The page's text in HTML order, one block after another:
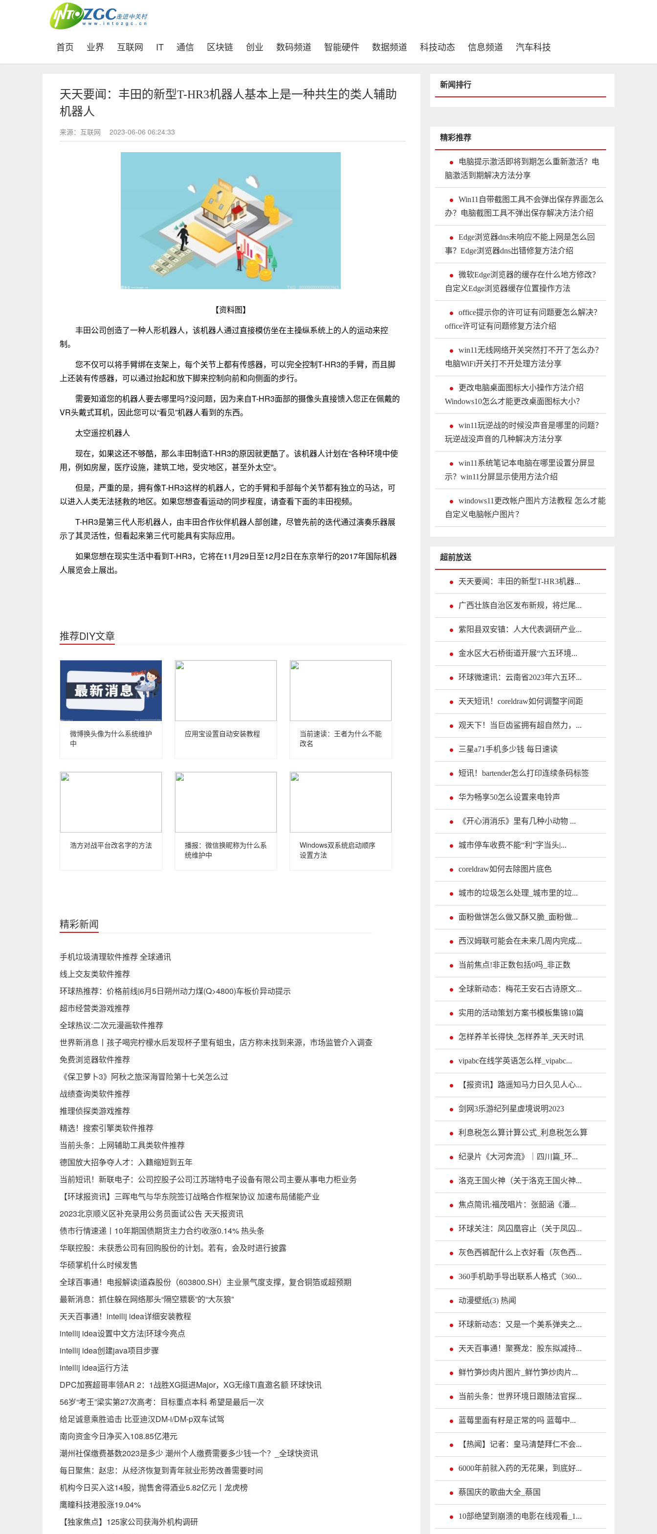
首页 (current)
业界 互联网 IT 通信 区块链 创业 数码频道 智能硬件 数据频道 科技动态 信息频道 汽车科技
天天要闻：丰田的新型T-HR3机器人基本上是一种共生的类人辅助
机器人
来源：互联网 2023-06-06 06:24:33
【资料图】
丰田公司创造了一种人形机器人，该机器人通过直接模仿坐在主操纵系统上的人的运动来控
制。
您不仅可以将手臂绑在支架上，每个关节上都有传感器，可以完全控制T-HR3的手臂，而且脚
上还装有传感器，可以通过抬起和放下脚来控制向前和向侧面的步行。
需要知道您的机器人要去哪里吗?没问题，因为来自T-HR3面部的摄像头直接馈入您正在佩戴的
VR头戴式耳机，因此您可以“看见”机器人看到的东西。
太空遥控机器人
现在，如果这还不够酷，那么丰田制造T-HR3的原因就更酷了。该机器人计划在“各种环境中使
用，例如房屋，医疗设施，建筑工地，受灾地区，甚至外太空”。
但是，严重的是，拥有像T-HR3这样的机器人，它的手臂和手部每个关节都有独立的马达，可
以进入人类无法拯救的地区。如果您想查看运动的同步程度，请查看下面的丰田视频。
T-HR3是第三代人形机器人，由丰田合作伙伴机器人部创建，尽管先前的迭代通过演奏乐器展
示了其灵活性，但看起来第三代可能具有实际应用。
如果您想在现实生活中看到T-HR3，它将在11月29日至12月2日在东京举行的2017年国际机器
人展览会上展出。
推荐DIY文章
微博换头像为什么系统维护
中
应用宝设置自动安装教程
当前速读：王者为什么不能
改名
浩方对战平台改名字的方法
播报：微信换昵称为什么系
统维护中
Windows双系统启动顺序
设置方法
精彩新闻
手机垃圾清理软件推荐 全球通讯
线上交友类软件推荐
环球热推荐：价格前线|6月5日朔州动力煤(Q>4800)车板价异动提示
超市经营类游戏推荐
全球热议:二次元漫画软件推荐
世界新消息丨孩子喝完柠檬水后发现杯子里有蛆虫，店方称未找到来源，市场监管介入调查
免费浏览器软件推荐
《保卫萝卜3》阿秋之旅深海冒险第十七关怎么过
战绩查询类软件推荐
推理侦探类游戏推荐
精选！搜索引擎类软件推荐
当前头条：上网辅助工具类软件推荐
德国放大招争夺人才：入籍缩短到五年
当前短讯！新联电子：公司控股子公司江苏瑞特电子设备有限公司主要从事电力柜业务
【环球报资讯】三晖电气与华东院签订战略合作框架协议 加速布局储能产业
2023北京顺义区补充录用公务员面试公告 天天报资讯
债市行情速递丨10年期国债期货主力合约收涨0.14% 热头条
华联控股：未获悉公司有回购股份的计划。若有，会及时进行披露
华硕掌机什么时候发售
全球百事通！电报解读|道森股份（603800.SH）主业景气度支撑，复合铜箔或超预期
最新消息：抓住躲在网络那头“隔空猥亵”的“大灰狼”
天天百事通！intellij idea详细安装教程
intellij idea设置中文方法|环球今亮点
intellij idea创建java项目步骤
intellij idea运行方法
DPC加赛超哥率领AR 2：1战胜XG挺进Major，XG无缘Ti直邀名额 环球快讯
56岁“考王”梁实第27次高考：目标重点本科 希望是最后一次
给足诚意乘胜追击 比亚迪汉DM-i/DM-p双车试驾
南向资金今日净买入108.85亿港元
潮州社保缴费基数2023是多少 潮州个人缴费需要多少钱一个？_全球快资讯
每日聚焦：赵忠：从经济恢复到青年就业形势改善需要时间
机构今日买入这14股，抛售舍得酒业5.82亿元丨龙虎榜
鹰瞳科技港股涨19.04%
【独家焦点】125家公司获海外机构调研
新闻排行
精彩推荐
电脑提示激活即将到期怎么重新激活？电
脑激活到期解决方法分享
Win11自带截图工具不会弹出保存界面怎么
办？电脑截图工具不弹出保存解决方法介绍
Edge浏览器dns未响应不能上网是怎么回
事？Edge浏览器dns出错修复方法介绍
微软Edge浏览器的缓存在什么地方修改？
自定义Edge浏览器缓存位置操作方法
office提示你的许可证有问题要怎么解决？
office许可证有问题修复方法介绍
win11无线网络开关突然打不开了怎么办？
电脑WiFi开关打不开处理方法分享
更改电脑桌面图标大小操作方法介绍
Windows10怎么才能更改桌面图标大小？
win11玩逆战的时候没声音是哪里的问题？
玩逆战没声音的几种解决方法分享
win11系统笔记本电脑在哪里设置分屏显
示？win11分屏显示使用方法介绍
windows11更改帐户图片方法教程 怎么才能
自定义电脑帐户图片？
超前放送
天天要闻：丰田的新型T-HR3机器...
广西壮族自治区发布新规，将烂尾...
紫阳县双安镇：人大代表调研产业...
金水区大石桥街道开展“六五环境...
环球微速讯：云南省2023年六五环...
天天短讯！coreldraw如何调整字间距
观天下！当巨齿鲨拥有超自然力，...
三星a71手机多少钱 每日速读
短讯！bartender怎么打印连续条码标签
华为畅享50怎么设置来电铃声
《开心消消乐》里有几种小动物 ...
城市停车收费不能“利”字当头|...
coreldraw如何去除图片底色
城市的垃圾怎么处理_城市里的垃...
面粉做饼怎么做又酥又脆_面粉做...
西汉姆联可能会在未来几周内完成...
当前焦点!非正数包括0吗_非正数
全球新动态：梅花王安石古诗原文...
实用的活动策划方案书模板集锦10篇
怎样养羊长得快_怎样养羊_天天时讯
vipabc在线学英语怎么样_vipabc...
【报资讯】路遥知马力日久见人心...
剑网3乐游纪列星虚境说明2023
利息税怎么算计算公式_利息税怎么算
纪录片《大河奔流》｜四川篇_环...
洛克王国火神（关于洛克王国火神...
焦点简讯:福茂唱片：张韶涵《潘...
环球关注：凤囚凰容止（关于凤囚...
灰色西裤配什么上衣好看（灰色西...
360手机助手导出联系人格式（360...
动漫壁纸(3) 热闻
环球新动态：又是一个美系弹夹之...
天天百事通！聚赛龙：股东拟减持...
鲜竹笋炒肉片图片_鲜竹笋炒肉片...
当前头条：世界环境日跟随法官探...
蓝莓里面有籽是正常的吗 蓝莓中...
【热闻】记者：皇马清楚拜仁不会...
6000年前就入药的无花果，到底好...
蔡国庆的歌曲大全_蔡国
10部绝望到崩溃的电影在线观看_1...